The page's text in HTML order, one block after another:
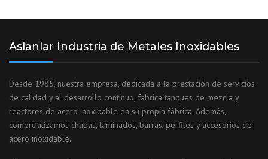
Aslanlar Industria de Metales Inoxidables
Desde 1985, nuestra empresa, dedicada a la prestación de servicios
de calidad y al desarrollo continuo, fabrica tanques de mezcla y
reactores de acero inoxidable en su propia fábrica. Además,
comercializamos chapas, laminados, barras, perfiles y accesorios de
acero inoxidable.